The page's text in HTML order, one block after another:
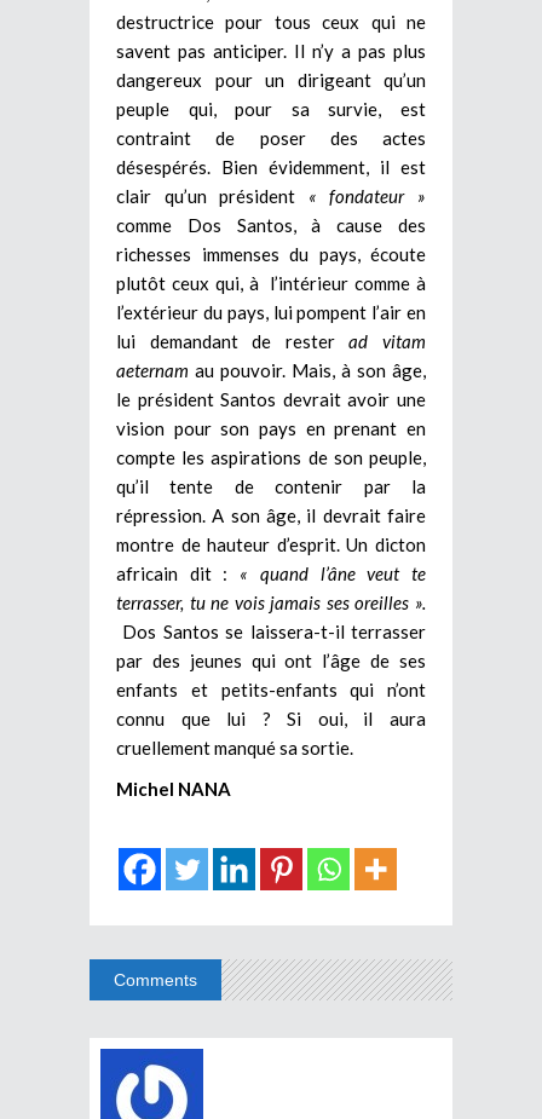
destructrice pour tous ceux qui ne
savent pas anticiper. Il n’y a pas plus
dangereux pour un dirigeant qu’un
peuple qui, pour sa survie, est
contraint de poser des actes
désespérés. Bien évidemment, il est
clair qu’un président « fondateur »
comme Dos Santos, à cause des
richesses immenses du pays, écoute
plutôt ceux qui, à l’intérieur comme à
l’extérieur du pays, lui pompent l’air en
lui demandant de resterad vitam
aeternam au pouvoir. Mais, à son âge,
le président Santos devrait avoir une
vision pour son pays en prenant en
compte les aspirations de son peuple,
qu’il tente de contenir par la
répression. A son âge, il devrait faire
montre de hauteur d’esprit. Un dicton
africain dit : « quand l’âne veut te
terrasser, tu ne vois jamais ses oreilles ».
Dos Santos se laissera-t-il terrasser
par des jeunes qui ont l’âge de ses
enfants et petits-enfants qui n’ont
connu que lui ? Si oui, il aura
cruellement manqué sa sortie.
Michel NANA
Comments